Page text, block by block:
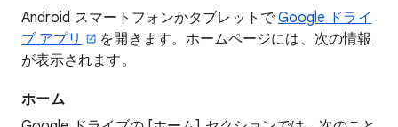
Android スマートフォンかタブレットで Google ドライ
ブ アプリ
を開きます。ホームページには、次の情報
が表示されます。
ホーム